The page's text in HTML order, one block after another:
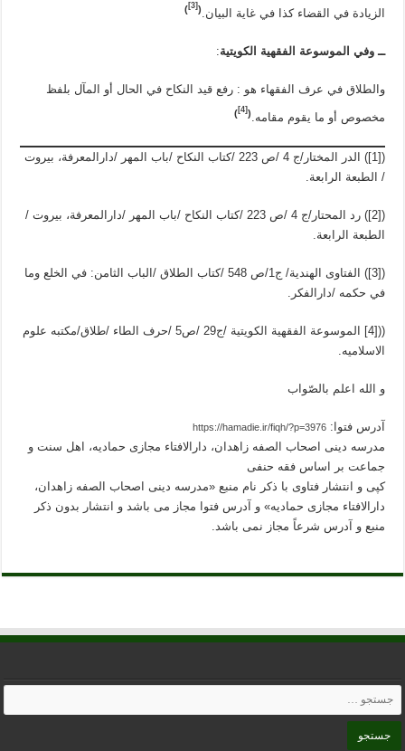
الزيادة في القضاء كذا في غاية البيان.(
[3]
)
ــ وفي الموسوعة الفقهیة الکویتیة:
والطلاق في عرف الفقهاء هو : رفع قيد النكاح في الحال أو المآل بلفظ
مخصوص أو ما يقوم مقامه. (
[4]
)
([1]) الدر المختار/ج 4 /ص 223 /کتاب النکاح /باب المهر /دارالمعرفة، بیروت
/ الطبعة الرابعة.
([2]) رد المحتار/ج 4 /ص 223 /کتاب النکاح /باب المهر /دارالمعرفة، بیروت /
الطبعة الرابعة.
([3]) الفتاوی الهندیة/ ج1/ص 548 /کتاب الطلاق /الباب الثامن: في الخلع وما
في حکمه /دارالفکر.
(([4] الموسوعة الفقهیة الکویتیة /ج29 /ص5 /حرف الطاء /طلاق/مکتبه علوم
الاسلامیه.
و الله اعلم بالصّواب
آدرس فتوا:https://hamadie.ir/fiqh/?p=3976
مدرسه دینی اصحاب الصفه زاهدان، دارالافتاء مجازی حمادیه، اهل سنت و
جماعت بر اساس فقه حنفی
کپی و انتشار فتاوی با ذکر نام منبع «مدرسه دینی اصحاب الصفه زاهدان،
دارالافتاء مجازی حمادیه» و آدرس فتوا مجاز می باشد و انتشار بدون ذکر
منبع و آدرس شرعاً مجاز نمی باشد.